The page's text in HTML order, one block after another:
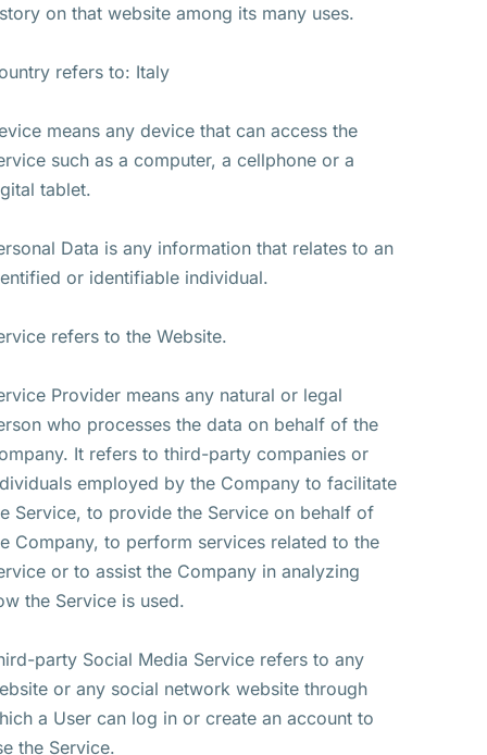
on that website among its many uses.
refers to: Italy
means any device that can access the
such as a computer, a cellphone or a
tablet.
Data is any information that relates to an
or identifiable individual.
refers to the Website.
Provider means any natural or legal
who processes the data on behalf of the
It refers to third-party companies or
employed by the Company to facilitate
Service, to provide the Service on behalf of
Company, to perform services related to the
or to assist the Company in analyzing
the Service is used.
party Social Media Service refers to any
or any social network website through
a User can log in or create an account to
the Service.